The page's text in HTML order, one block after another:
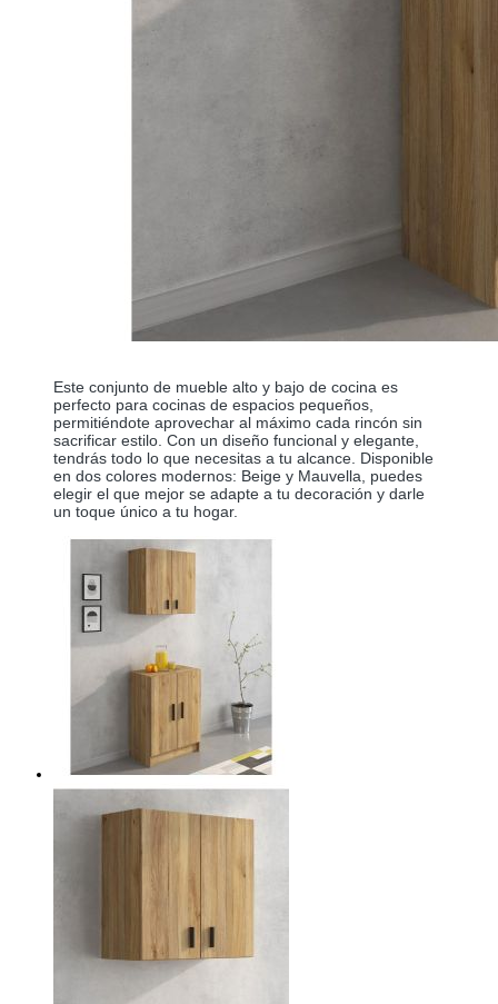
Este conjunto de mueble alto y bajo de cocina es
perfecto para cocinas de espacios pequeños,
permitiéndote aprovechar al máximo cada rincón sin
sacrificar estilo. Con un diseño funcional y elegante,
tendrás todo lo que necesitas a tu alcance. Disponible
en dos colores modernos: Beige y Mauvella, puedes
elegir el que mejor se adapte a tu decoración y darle
un toque único a tu hogar.